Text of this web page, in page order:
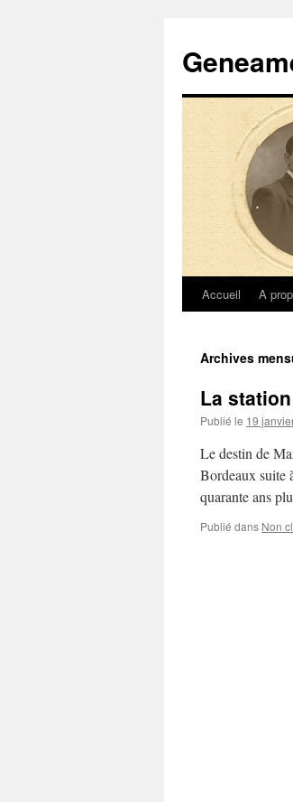
Aller
contenu
Accueil A
Archives
La
Publié le 19
Le destin de
Bordeaux suite
quarante ans
Publié dans Non